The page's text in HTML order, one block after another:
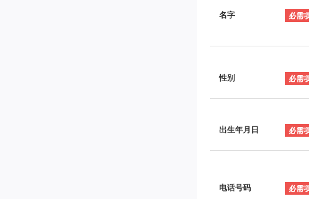
名字
性别
出生年月日
电话号码